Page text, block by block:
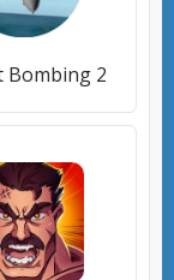
Bombing 2